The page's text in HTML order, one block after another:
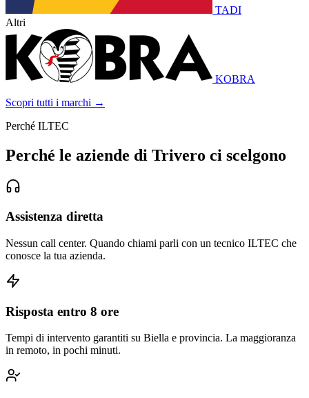
TADI
Altri
KOBRA
Scopri tutti i marchi →
Perché ILTEC
Perché le aziende di Trivero ci scelgono
Assistenza diretta
Nessun call center. Quando chiami parli con un tecnico ILTEC che
conosce la tua azienda.
Risposta entro 8 ore
Tempi di intervento garantiti su Biella e provincia. La maggioranza
in remoto, in pochi minuti.